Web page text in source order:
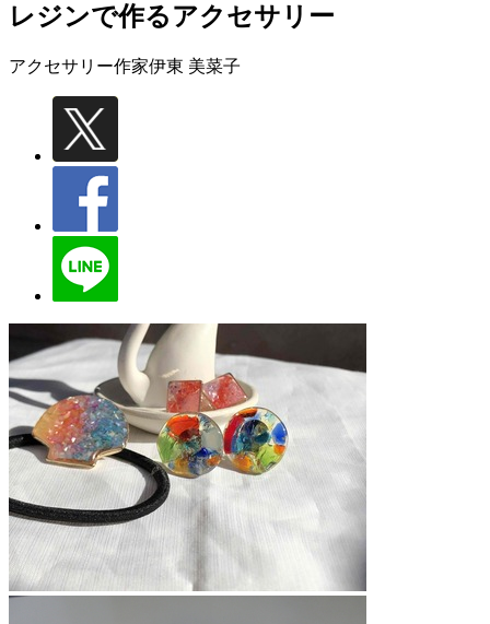
レジンで作るアクセサリー
アクセサリー作家伊東 美菜子